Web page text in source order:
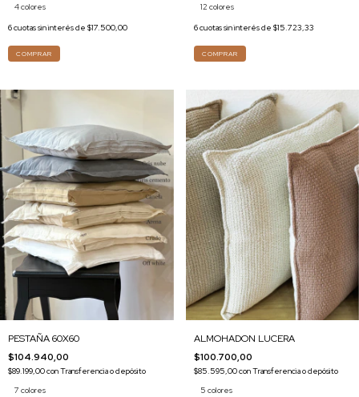
4 colores
6cuotas sin interés de $17.500,00
COMPRAR
12 colores
6cuotas sin interés de $15.723,33
COMPRAR
PESTAÑA 60X60
$104.940,00
$89.199,00conTransferencia o depósito
7 colores
ALMOHADON LUCERA
$100.700,00
$85.595,00conTransferencia o depósito
5 colores